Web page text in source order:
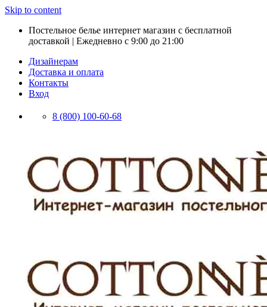
Skip to content
Постельное белье интернет магазин с бесплатной
доставкой | Ежедневно с 9:00 до 21:00
Дизайнерам
Доставка и оплата
Контакты
Вход
8 (800) 100-60-68